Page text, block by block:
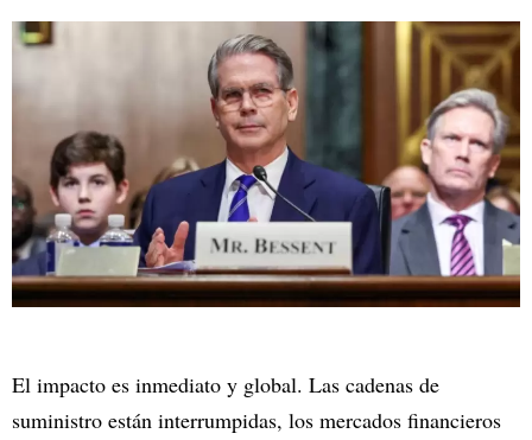
El impacto es inmediato y global. Las cadenas de
suministro están interrumpidas, los mercados financieros